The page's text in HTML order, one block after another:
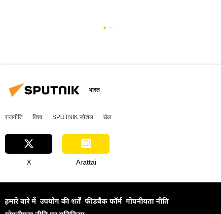
भारत
राजनीति विश्व SPUTNIK स्पेशल खेल
X Arattai
हमारे बारे में उपयोग की शर्तें फीडबैक फॉर्म गोपनीयता नीति